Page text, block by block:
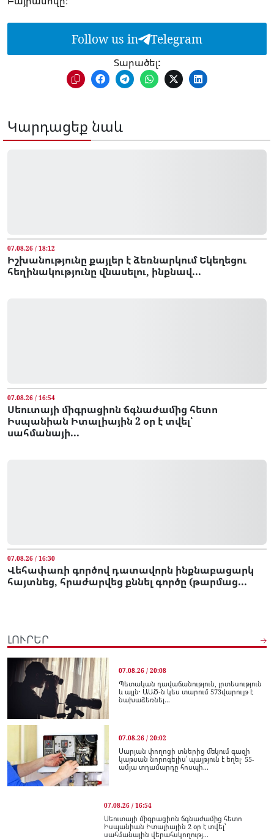
Follow us in Telegram
Տարածել:
Կարդացեք նաև
07.08.26 / 18:12
Իշխանությունը քայլեր է ձեռնարկում Եկեղեցու
հեղինակությունը վնասելու, ինքնավ...
07.08.26 / 16:54
Սեուտայի միգրացիոն ճգնաժամից հետո
Իսպանիան Իտալիային 2 օր է տվել՝
սահմանայի...
07.08.26 / 16:30
Վեհափառի գործով դատավորն ինքնաբացարկ
հայտնեց, հրաժարվեց քննել գործը (թարմաց...
ԼՈՒՐԵՐ
07.08.26 / 20:08
Պետական դավաճանություն, լրտեսություն
և այլն․ ԱԱԾ-ն կես տարում 573վարույթ է
նախաձեռնել...
07.08.26 / 20:02
Սարյան փողոցի տներից մեկում գազի
կաթսան նորոգելիս՝ պայթյուն է եղել․ 55-
ամյա տղամարդը հոսպի...
07.08.26 / 16:54
Սեուտայի միգրացիոն ճգնաժամից հետո
Իսպանիան Իտալիային 2 օր է տվել՝
սահմանային վերահսկողությ...